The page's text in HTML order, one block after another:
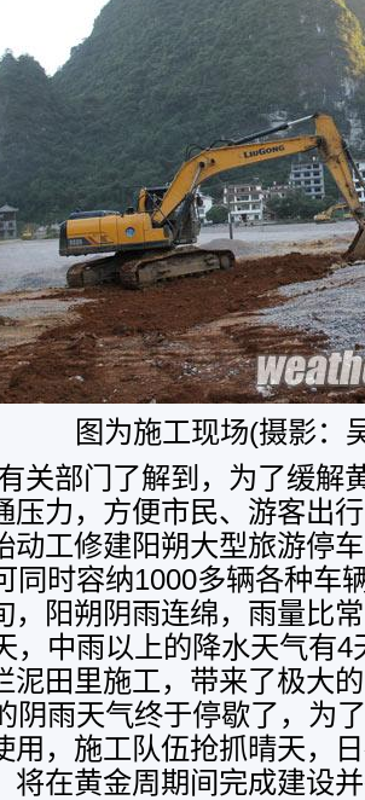
图为施工现场(摄影：
关部门了解到，为了缓解
压力，方便市民、游客出
动工修建阳朔大型旅游停
同时容纳1000多辆各种车
，阳朔阴雨连绵，雨量比
，中雨以上的降水天气有
泥田里施工，带来了极大
阴雨天气终于停歇了，为
用，施工队伍抢抓晴天，
将在黄金周期间完成建设